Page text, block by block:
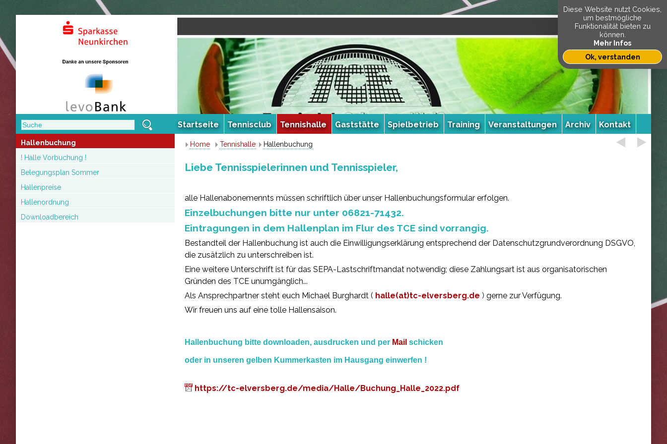
Startseite Tennisclub Tennishalle Gaststätte Spielbetrieb Training Veranstaltungen Archiv Kontakt
Hallenbuchung
! Halle Vorbuchung !
Belegungsplan Sommer
Hallenpreise
Hallenordnung
Downloadbereich
Home Tennishalle Hallenbuchung
Liebe Tennisspielerinnen und Tennisspieler,
alle Hallenabonemennts müssen schriftlich über unser Hallenbuchungsformular erfolgen.
Einzelbuchungen bitte nur unter 06821-71432.
Eintragungen in dem Hallenplan im Flur des TCE sind vorrangig.
Bestandteil der Hallenbuchung ist auch die Einwilligungserklärung entsprechend der Datenschutzgrundverordnung DSGVO,
die zusätzlich zu unterschreiben ist.
Eine weitere Unterschrift ist für das SEPA-Lastschriftmandat notwendig; diese Zahlungsart ist aus organisatorischen
Gründen des TCE unumgänglich...
Als Ansprechpartner steht euch Michael Burghardt ( halle(at)tc-elversberg.de ) gerne zur Verfügung.
Wir freuen uns auf eine tolle Hallensaison.
Hallenbuchung bitte downloaden, ausdrucken und per Mail schicken
oder in unseren gelben Kummerkasten im Hausgang einwerfen !
https://tc-elversberg.de/media/Halle/Buchung_Halle_2022.pdf
Diese Website nutzt Cookies,
um bestmögliche
Funktionalität bieten zu
können.
Mehr Infos
Ok, verstanden